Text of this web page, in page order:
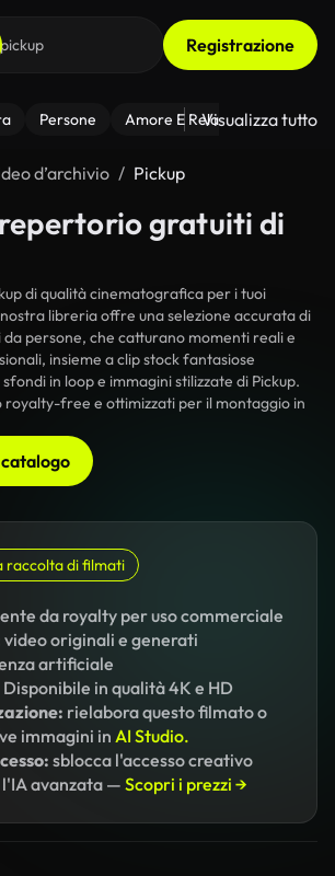
Registrazione
Persone Amore E Relazioni Il
Visualizza tutto
d’archivio Pickup
gratuiti di
di qualità cinematografica per i tuoi
libreria offre una selezione accurata di
persone, che catturano momenti reali e
insieme a clip stock fantasiose
in loop e immagini stilizzate di Pickup.
royalty-free e ottimizzati per il montaggio in
raccolta di filmati
da royalty per uso commerciale
video originali e generati
artificiale
Disponibile in qualità 4K e HD
rielabora questo filmato o
immagini inAI Studio.
sblocca l'accesso creativo
avanzata — Scopri i prezzi →